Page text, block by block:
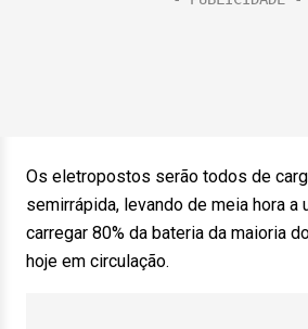
Os eletropostos serão todos de
semirrápida, levando de meia hora a
carregar 80% da bateria da maioria
hoje em circulação.